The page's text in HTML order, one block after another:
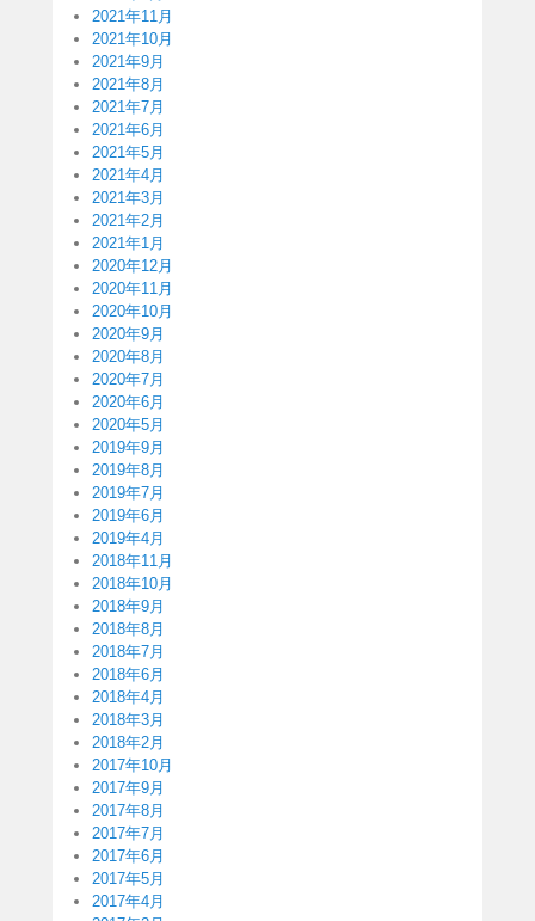
2021年11月
2021年10月
2021年9月
2021年8月
2021年7月
2021年6月
2021年5月
2021年4月
2021年3月
2021年2月
2021年1月
2020年12月
2020年11月
2020年10月
2020年9月
2020年8月
2020年7月
2020年6月
2020年5月
2019年9月
2019年8月
2019年7月
2019年6月
2019年4月
2018年11月
2018年10月
2018年9月
2018年8月
2018年7月
2018年6月
2018年4月
2018年3月
2018年2月
2017年10月
2017年9月
2017年8月
2017年7月
2017年6月
2017年5月
2017年4月